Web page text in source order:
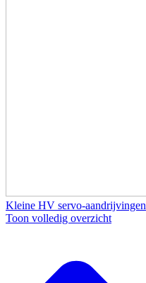
Kleine HV servo-aandrijvingen
Toon volledig overzicht